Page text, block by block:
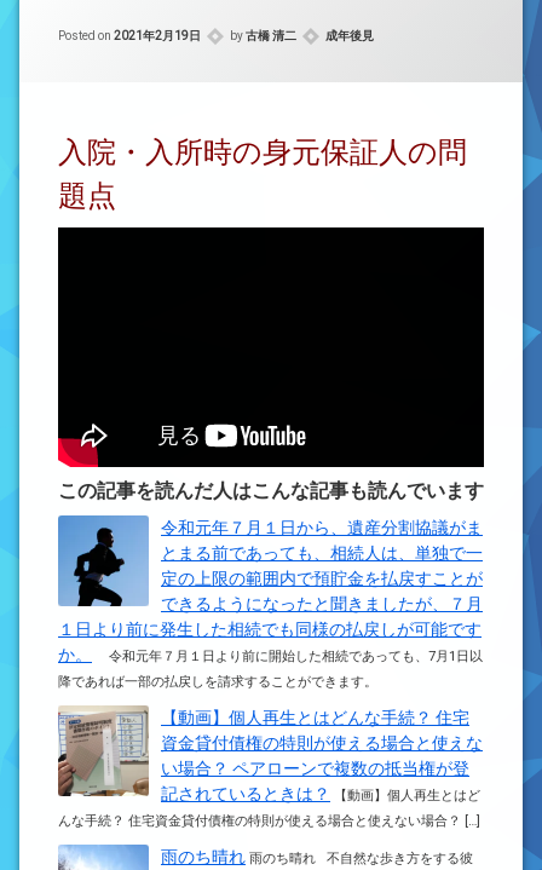
法律を勉強しよう
司法書士資格者・受験生募集中
Posted on 2021年2月19日 by古橋 清二 カテゴリー:
成年後見
入院・入所時の身元保証人の問
題点
この記事を読んだ人はこんな記事も読んでいます
令和元年７月１日から、遺産分割協議がま
とまる前であっても、相続人は、単独で一
定の上限の範囲内で預貯金を払戻すことが
できるようになったと聞きましたが、７月
１日より前に発生した相続でも同様の払戻しが可能です
か。
令和元年７月１日より前に開始した相続であっても、7月1日以
降であれば一部の払戻しを請求することができます。
【動画】個人再生とはどんな手続？ 住宅
資金貸付債権の特則が使える場合と使えな
い場合？ ペアローンで複数の抵当権が登
記されているときは？
【動画】個人再生とはど
んな手続？ 住宅資金貸付債権の特則が使える場合と使えない場合？ […]
雨のち晴れ 雨のち晴れ 不自然な歩き方をする彼